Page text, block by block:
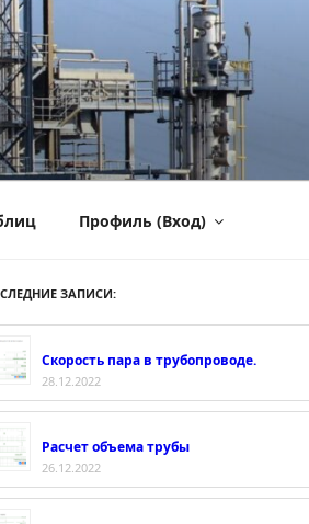
Профиль (Вход)
ЗАПИСИ:
Скорость пара в трубопроводе.
28.12.2022
Расчет объема трубы
26.12.2022